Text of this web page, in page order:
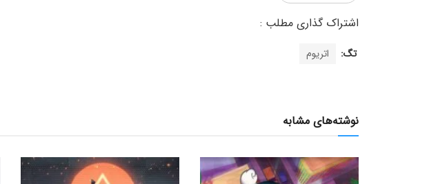
تگ: اتریوم
نوشته‌های مشابه